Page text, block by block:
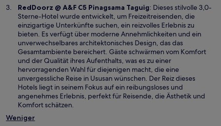
e
r
g
e
ö
f
f
n
e
t
e
u
e
n
F
e
n
s
t
e
r
RedDoorz @ A&F C5 Pinagsama TaguigW
i
r
d
i
n
e
i
n
e
m
: Dieses stilvolle 3,0-
Sterne-Hotel wurde entwickelt, um Freizeitreisenden, die
einzigartige Unterkünfte suchen, ein reizvolles Erlebnis zu
bieten. Es verfügt über moderne Annehmlichkeiten und ein
unverwechselbares architektonisches Design, das das
Gesamtambiente bereichert. Gäste schwärmen vom Komfort
und der Qualität ihres Aufenthalts, was es zu einer
hervorragenden Wahl für diejenigen macht, die eine
unvergessliche Reise in Ususan wünschen. Der Reiz dieses
Hotels liegt in seinem Fokus auf ein reibungsloses und
angenehmes Erlebnis, perfekt für Reisende, die Ästhetik und
Komfort schätzen.
Weniger